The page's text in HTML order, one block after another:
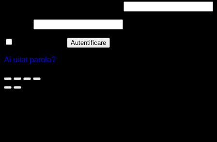
Autentificare
Ai uitat parola?